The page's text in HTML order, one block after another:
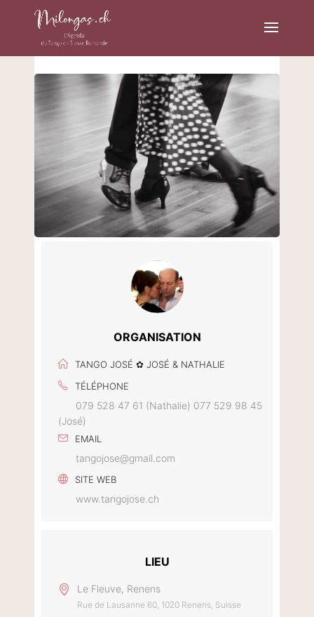
ORGANISATION
TANGO JOSÉ ✿ JOSÉ & NATHALIE
TÉLÉPHONE
079 528 47 61 (Nathalie) 077 529 98 45
(José)
EMAIL
tangojose@gmail.com
SITE WEB
www.tangojose.ch
LIEU
Le Fleuve, Renens
Rue de Lausanne 60, 1020 Renens, Suisse